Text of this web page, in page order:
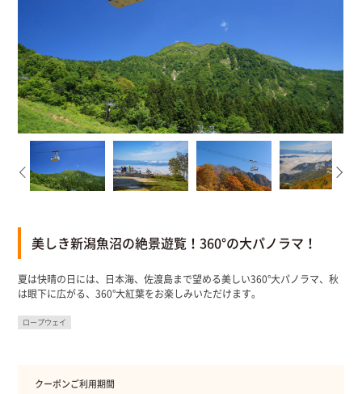
美しき新潟魚沼の絶景遊覧！360°の大パノラマ！
夏は快晴の日には、日本海、佐渡島まで望める美しい360°大パノラマ、秋
は眼下に広がる、360°大紅葉をお楽しみいただけます。
ロープウェイ
クーポンご利用期間